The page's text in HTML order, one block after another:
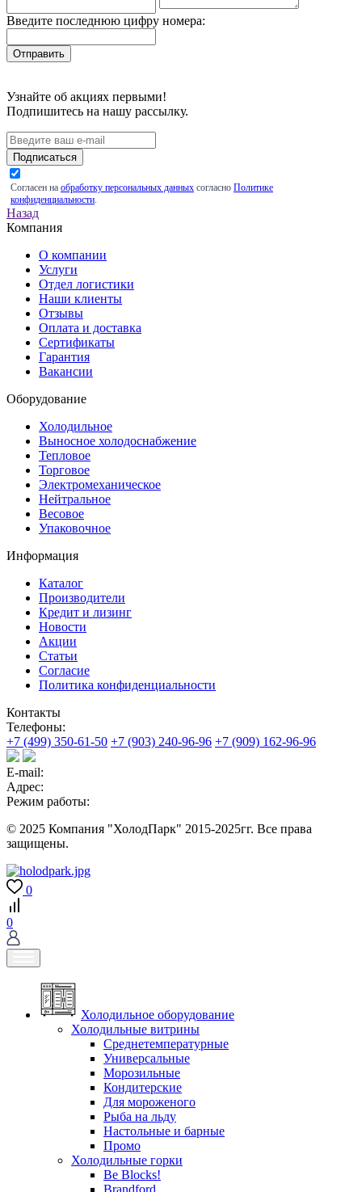
Введите последнюю цифру номера:
Узнайте об акциях первыми!
Подпишитесь на нашу рассылку.
Подписаться
Согласен на обработку персональных данных согласно Политике
конфиденциальности.
Назад
Компания
О компании
Услуги
Отдел логистики
Наши клиенты
Отзывы
Оплата и доставка
Сертификаты
Гарантия
Вакансии
Оборудование
Холодильное
Выносное холодоснабжение
Тепловое
Торговое
Электромеханическое
Нейтральное
Весовое
Упаковочное
Информация
Каталог
Производители
Кредит и лизинг
Новости
Акции
Статьи
Согласие
Политика конфиденциальности
Контакты
Телефоны:
+7 (499) 350-61-50 +7 (903) 240-96-96 +7 (909) 162-96-96
E-mail:
Адрес:
Режим работы:
© 2025 Компания "ХолодПарк" 2015-2025гг. Все права
защищены.
0
0
Холодильное оборудование
Холодильные витрины
Среднетемпературные
Универсальные
Морозильные
Кондитерские
Для мороженого
Рыба на льду
Настольные и барные
Промо
Холодильные горки
Be Blocks!